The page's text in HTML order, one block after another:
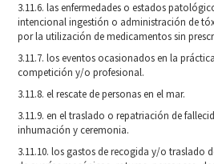
3.11.6. las enfermedades o estados
intencional ingestión o administración de
por la utilización de medicamentos sin
3.11.7. los eventos ocasionados en la
competición y/o profesional.
3.11.8. el rescate de personas en el mar.
3.11.9. en el traslado o repatriación de
inhumación y ceremonia.
3.11.10. los gastos de recogida y/o traslado